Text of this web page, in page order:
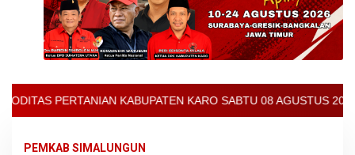
KARO SABTU 08 AGUSTUS 2026 - ARCIS
PEMKAB SIMALUNGUN